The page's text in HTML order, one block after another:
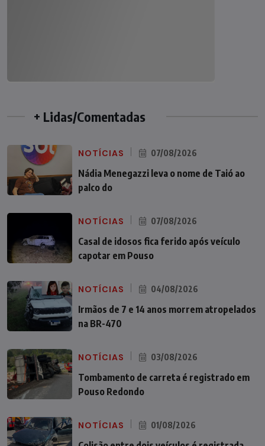
+ Lidas/Comentadas
NOTÍCIAS 07/08/2026
Nádia Menegazzi leva o nome de Taió ao
palco do
NOTÍCIAS 07/08/2026
Casal de idosos fica ferido após veículo
capotar em Pouso
NOTÍCIAS 04/08/2026
Irmãos de 7 e 14 anos morrem atropelados
na BR-470
NOTÍCIAS 03/08/2026
Tombamento de carreta é registrado em
Pouso Redondo
NOTÍCIAS 01/08/2026